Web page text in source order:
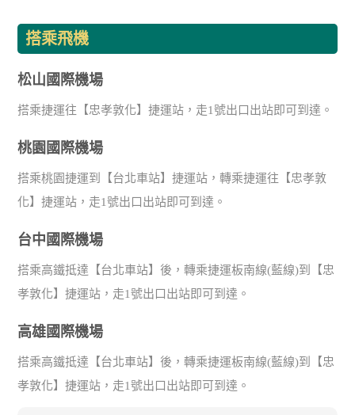
搭乘飛機
松山國際機場
搭乘捷運往【忠孝敦化】捷運站，走1號出口出站即可到達。
桃園國際機場
搭乘桃園捷運到【台北車站】捷運站，轉乘捷運往【忠孝敦
化】捷運站，走1號出口出站即可到達。
台中國際機場
搭乘高鐵抵達【台北車站】後，轉乘捷運板南線(藍線)到【忠
孝敦化】捷運站，走1號出口出站即可到達。
高雄國際機場
搭乘高鐵抵達【台北車站】後，轉乘捷運板南線(藍線)到【忠
孝敦化】捷運站，走1號出口出站即可到達。